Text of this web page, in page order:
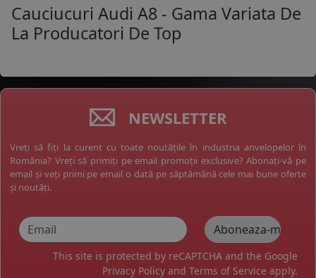
Cauciucuri Audi A8 - Gama Variata De
La Producatori De Top
NEWSLETTER
Vreți să fiți la curent cu toate noutățile în industria anvelopelor în
România? Vreți să primiți pe email promoții exclusive? Abonați-vă pe
email și veți primi pe email o dată pe săptămână cele mai bune oferte
și noutăți.
This site is protected by reCAPTCHA and the Google
Privacy Policy and Terms of Service apply.